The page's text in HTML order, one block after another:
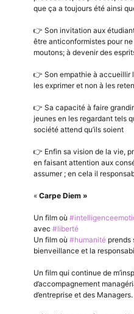
que ça a toujours été ainsi
👉 Son invitation aux
être anticonformistes pour
moutons; à devenir des
👉 Son empathie à accueillir
les exprimer et non à les
👉 Sa capacité à faire
jeunes en les regardant tels
société attend qu’ils soient
👉 Enfin sa vision de la vie,
en faisant attention aux
assumer ; en cela il
« Carpe Diem »
Un film où
avec #liberté
Un film où #humanitéprends
bienveillance et la
Un film qui continue de
d’accompagnement
d’entreprise et des Managers.